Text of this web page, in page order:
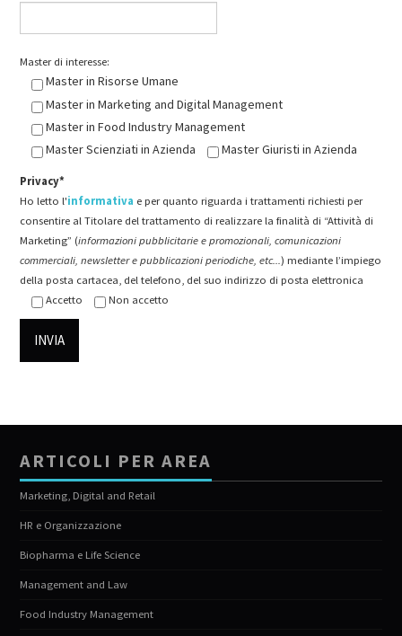
Master di interesse:
Master in Risorse Umane
Master in Marketing and Digital Management
Master in Food Industry Management
Master Scienziati in Azienda
Master Giuristi in Azienda
Privacy*
Ho letto l'informativa e per quanto riguarda i trattamenti richiesti per
consentire al Titolare del trattamento di realizzare la finalità di “Attività di
Marketing” (informazioni pubblicitarie e promozionali, comunicazioni
commerciali, newsletter e pubblicazioni periodiche, etc...) mediante l’impiego
della posta cartacea, del telefono, del suo indirizzo di posta elettronica
Accetto
Non accetto
ARTICOLI PER AREA
Marketing, Digital and Retail
HR e Organizzazione
Biopharma e Life Science
Management and Law
Food Industry Management